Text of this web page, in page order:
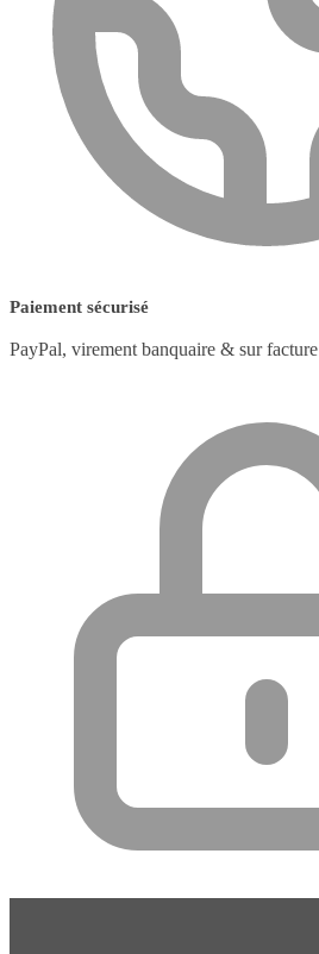
Paiement sécurisé
PayPal, virement banquaire & sur facture